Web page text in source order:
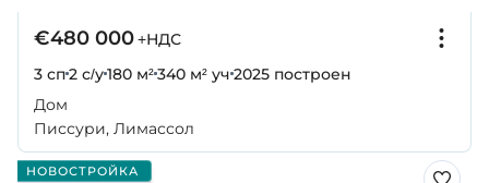
€480 000+НДС
3 сп2 с/у180 м²340 м² уч 2025 построен
Дом
Писсури, Лимассол
НОВОСТРОЙКА